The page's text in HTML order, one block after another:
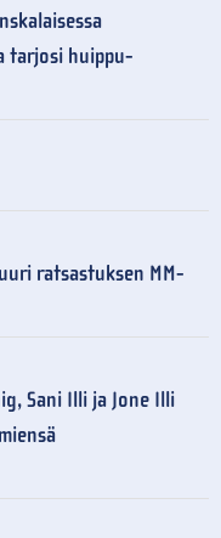
tarjosi huippu-
ratsastuksen MM-
Sani Illi ja Jone Illi